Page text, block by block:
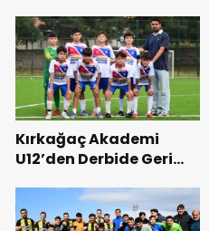
Kırkağaç Akademi
U12’den Derbide Geri